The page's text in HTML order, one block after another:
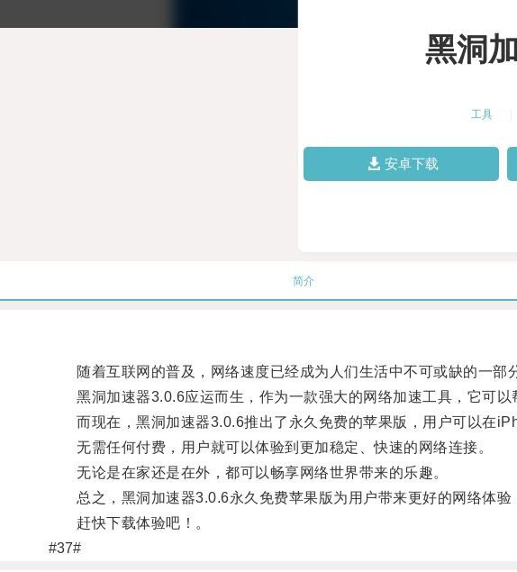
黑洞
工具
安卓下载
简介
随着互联网的普及，网络速度已经成为人们生活中不可或缺的一部
黑洞加速器3.0.6应运而生，作为一款强大的网络加速工具，它可以
而现在，黑洞加速器3.0.6推出了永久免费的苹果版，用户可以在
无需任何付费，用户就可以体验到更加稳定、快速的网络连接。
无论是在家还是在外，都可以畅享网络世界带来的乐趣。
总之，黑洞加速器3.0.6永久免费苹果版为用户带来更好的网络体验
赶快下载体验吧！。
#37#